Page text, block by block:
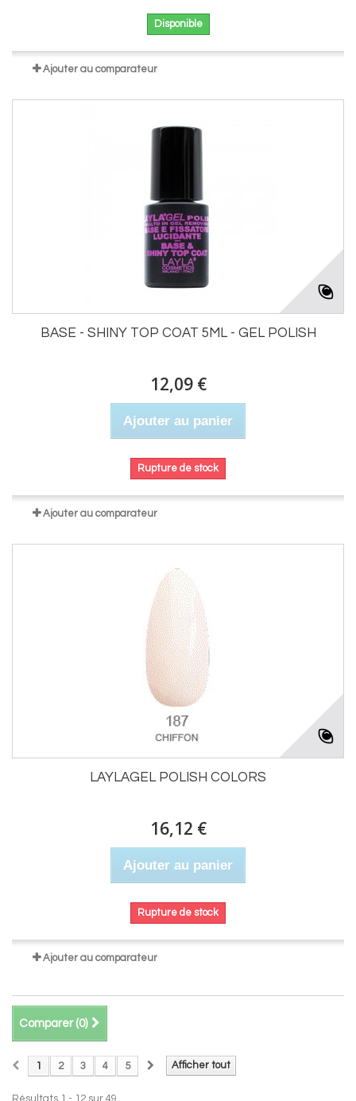
Disponible
Ajouter au comparateur
BASE - SHINY TOP COAT 5ML - GEL POLISH
12,09 €
Ajouter au panier
Rupture de stock
Ajouter au comparateur
LAYLAGEL POLISH COLORS
16,12 €
Ajouter au panier
Rupture de stock
Ajouter au comparateur
Comparer (0)
Afficher tout
1 2 3 4 5
Résultats 1 - 12 sur 49.